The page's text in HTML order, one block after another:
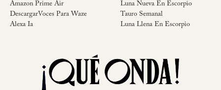
Amazon Prime Air
DescargarVoces Para Waze
Alexa Ia
Luna Nueva En Escorpio
Tauro Semanal
Luna Llena En Escorpio